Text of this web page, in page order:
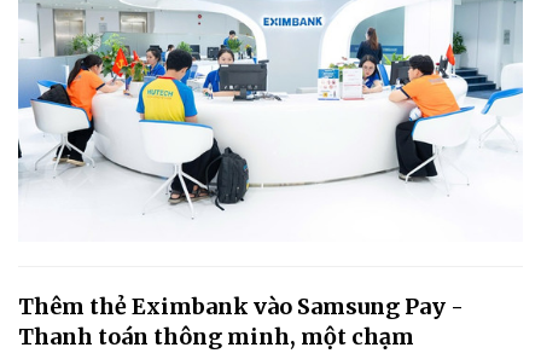
Thêm thẻ Eximbank vào Samsung Pay -
Thanh toán thông minh, một chạm